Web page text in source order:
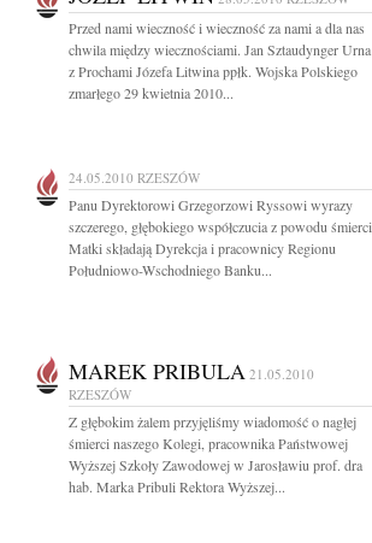
Przed nami wieczność i wieczność za nami a dla nas
chwila między wiecznościami. Jan Sztaudynger Urna
z Prochami Józefa Litwina ppłk. Wojska Polskiego
zmarłego 29 kwietnia 2010...
24.05.2010 RZESZÓW
Panu Dyrektorowi Grzegorzowi Ryssowi wyrazy
szczerego, głębokiego współczucia z powodu śmierci
Matki składają Dyrekcja i pracownicy Regionu
Południowo-Wschodniego Banku...
MAREK PRIBULA 21.05.2010
RZESZÓW
Z głębokim żalem przyjęliśmy wiadomość o nagłej
śmierci naszego Kolegi, pracownika Państwowej
Wyższej Szkoły Zawodowej w Jarosławiu prof. dra
hab. Marka Pribuli Rektora Wyższej...